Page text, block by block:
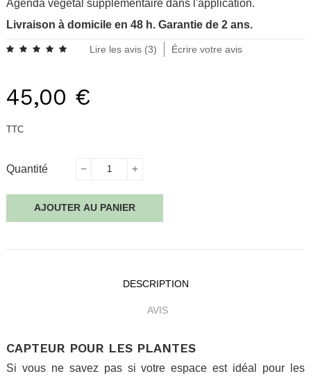
Agenda végétal supplémentaire dans l'application.
Livraison à domicile en 48 h. Garantie de 2 ans.
Lire les avis (3) Écrire votre avis
45,00 €
TTC
Quantité
AJOUTER AU PANIER
DESCRIPTION
AVIS
CAPTEUR POUR LES PLANTES
Si vous ne savez pas si votre espace est idéal pour les